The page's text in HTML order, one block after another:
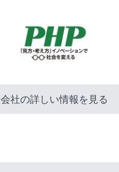
会社の詳しい情報を見る